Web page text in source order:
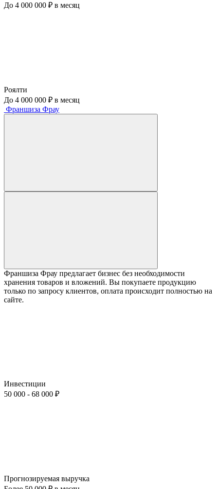
До 4 000 000 ₽ в месяц
Роялти
До 4 000 000 ₽ в месяц
Франшиза Фрау
Франшиза Фрау предлагает бизнес без необходимости
хранения товаров и вложений. Вы покупаете продукцию
только по запросу клиентов, оплата происходит полностью на
сайте.
Инвестиции
50 000 - 68 000 ₽
Прогнозируемая выручка